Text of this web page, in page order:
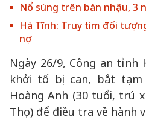
Nổ súng trên bàn nhậu, 3
Hà Tĩnh: Truy tìm đối
nợ
Ngày 26/9, Công an tỉnh
khởi tố bị can, bắt tạm
Hoàng Anh (30 tuổi, trú
Thọ) để điều tra về hành